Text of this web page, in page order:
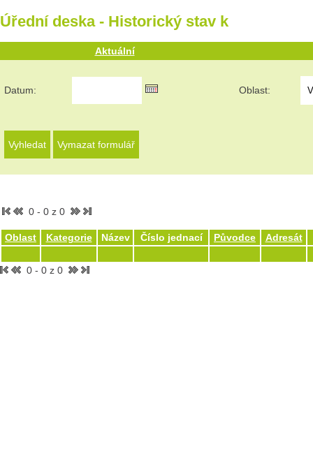
Úřední deska - Historický stav k
Aktuální
Datum: Oblast:
0 - 0 z 0
Oblast Kategorie Název Číslo jednací Původce Adresát
0 - 0 z 0